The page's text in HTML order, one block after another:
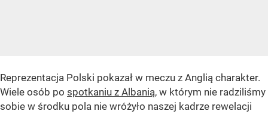
Reprezentacja Polski pokazał w meczu z Anglią charakter.
Wiele osób po spotkaniu z Albanią, w którym nie radziliśmy
sobie w środku pola nie wróżyło naszej kadrze rewelacji